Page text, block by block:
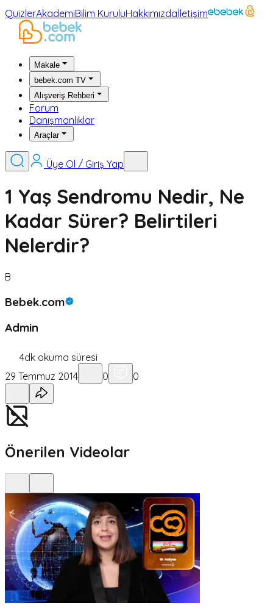
QuizlerAkademiBilim KuruluHakkımızdaİletişim
Makale
bebek.com TV
Alışveriş Rehberi
Forum
Danışmanlıklar
Araçlar
Üye Ol / Giriş Yap
1 Yaş Sendromu Nedir, Ne
Kadar Sürer? Belirtileri
Nelerdir?
B
Bebek.com
Admin
4dk okuma süresi
29 Temmuz 2014
0 0
Önerilen Videolar